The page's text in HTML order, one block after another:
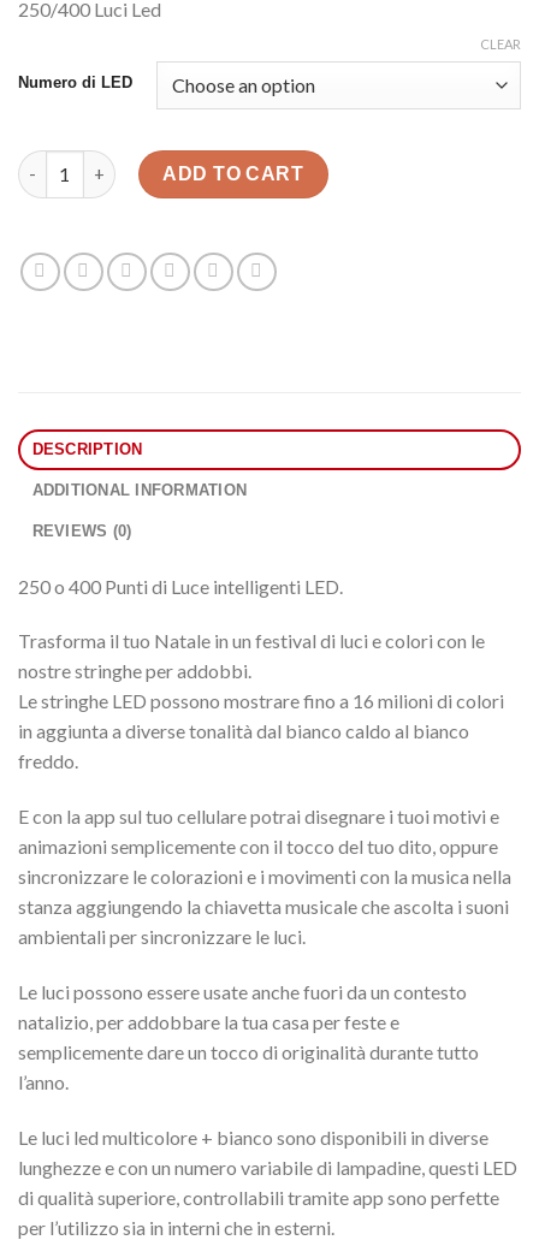
250/400 Luci Led
Numero di LED
CLEAR
Stringe Luminose 250/400 Led quantity
ADD TO CART
DESCRIPTION
ADDITIONAL INFORMATION
REVIEWS (0)
250 o 400 Punti di Luce intelligenti LED.
Trasforma il tuo Natale in un festival di luci e colori con le
nostre stringhe per addobbi.
Le stringhe LED possono mostrare fino a 16 milioni di colori
in aggiunta a diverse tonalità dal bianco caldo al bianco
freddo.
E con la app sul tuo cellulare potrai disegnare i tuoi motivi e
animazioni semplicemente con il tocco del tuo dito, oppure
sincronizzare le colorazioni e i movimenti con la musica nella
stanza aggiungendo la chiavetta musicale che ascolta i suoni
ambientali per sincronizzare le luci.
Le luci possono essere usate anche fuori da un contesto
natalizio, per addobbare la tua casa per feste e
semplicemente dare un tocco di originalità durante tutto
l’anno.
Le luci led multicolore + bianco sono disponibili in diverse
lunghezze e con un numero variabile di lampadine, questi LED
di qualità superiore, controllabili tramite app sono perfette
per l’utilizzo sia in interni che in esterni.